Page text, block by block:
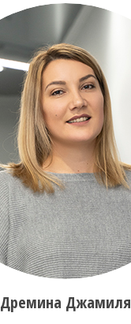
Дремина Джамиля